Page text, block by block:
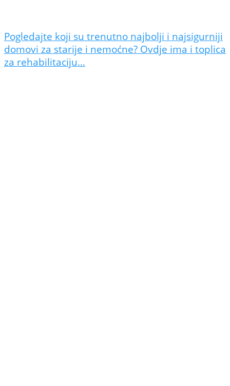
Pogledajte koji su trenutno najbolji i najsigurniji
domovi za starije i nemoćne? Ovdje ima i toplica
za rehabilitaciju…